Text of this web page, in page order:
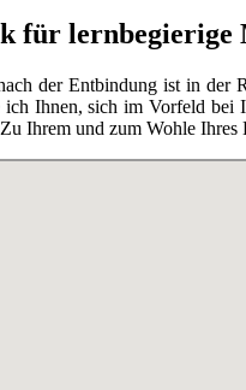
für lernbegierige
der Entbindung ist in der
Ihnen, sich im Vorfeld bei
Ihrem und zum Wohle